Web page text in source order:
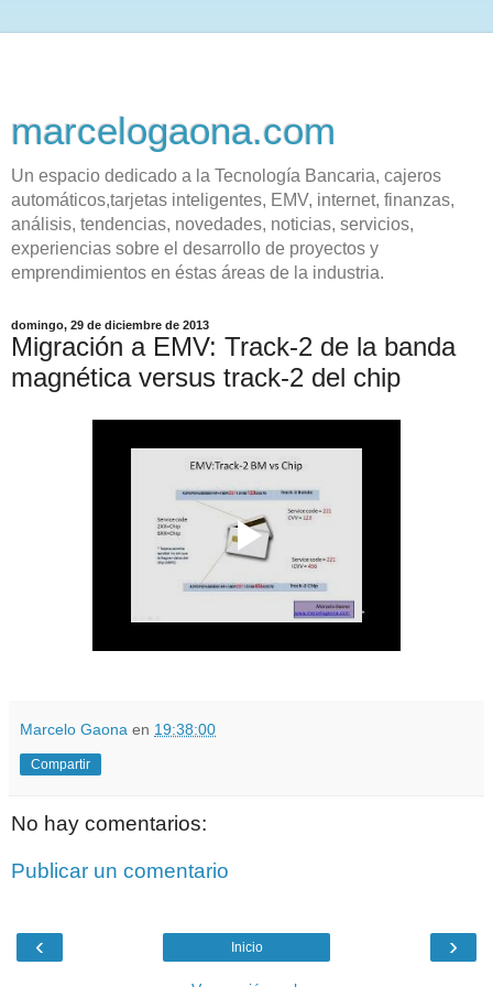
marcelogaona.com
Un espacio dedicado a la Tecnología Bancaria, cajeros
automáticos,tarjetas inteligentes, EMV, internet, finanzas,
análisis, tendencias, novedades, noticias, servicios,
experiencias sobre el desarrollo de proyectos y
emprendimientos en éstas áreas de la industria.
domingo, 29 de diciembre de 2013
Migración a EMV: Track-2 de la banda
magnética versus track-2 del chip
Marcelo Gaona en 19:38:00
Compartir
No hay comentarios:
Publicar un comentario
‹ ›
Inicio